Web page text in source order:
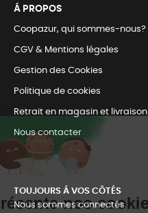
Á PROPOS
Coopazur, qui sommes-nous?
CGV & Mentions légales
Gestion des Cookies
Politique de cookies
Retrait en magasin et livraison
Nous contacter
TOUJOURS Á VOS CÔTÉS
Nous sommes connectés